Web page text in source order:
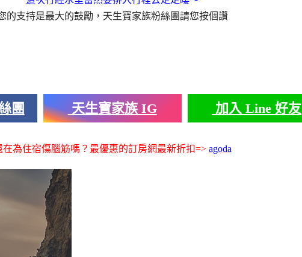
的支持是最大的鼓勵，天生寶家族粉絲團請您按個讚
團 天生寶家族 IG 加入 Line 好友
在為住宿傷腦筋嗎？最優惠的訂房網最新折扣=> agoda